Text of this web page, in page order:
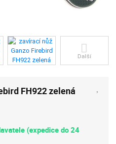
Další
FH922 zelená
(expedice do 24